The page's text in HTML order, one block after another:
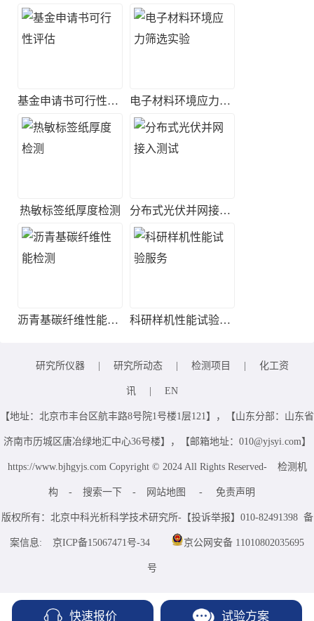
基金申请书可行性评估 电子材料环境应力筛选实验
热敏标签纸厚度检测 分布式光伏并网接入测试
沥青基碳纤维性能检测 科研样机性能试验服务
研究所仪器 研究所动态 检测项目 化工资
讯 EN
【地址：北京市丰台区航丰路8号院1号楼1层121】，【山东分部：山东省
济南市历城区唐冶绿地汇中心36号楼】，【邮箱地址：010@yjsyi.com】
https://www.bjhgyjs.com Copyright © 2024 All Rights Reserved- 检测机
构 - 搜索一下 - 网站地图 - 免责声明
版权所有：北京中科光析科学技术研究所-【投诉举报】010-82491398 备
案信息: 京ICP备15067471号-34 京公网安备 11010802035695
号
快速报价 试验方案